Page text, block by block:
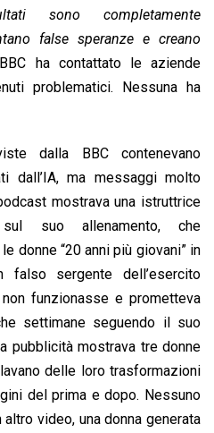
sono completamente
false speranze e creano
ha contattato le aziende
problematici. Nessuna ha
dalla BBC contenevano
dall’IA, ma messaggi molto
mostrava una istruttrice
suo allenamento, che
donne “20 anni più giovani” in
sergente dell’esercito
funzionasse e prometteva
settimane seguendo il suo
pubblicità mostrava tre donne
delle loro trasformazioni
del prima e dopo. Nessuno
video, una donna generata